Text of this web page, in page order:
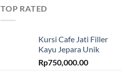
TOP RATED
Kursi Cafe Jati Filler
Kayu Jepara Unik
Rp750,000.00